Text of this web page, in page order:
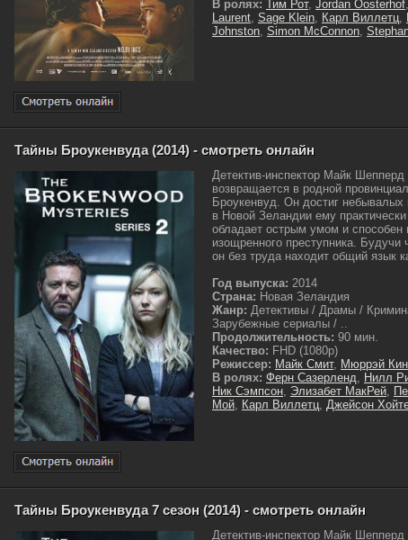
В ролях: Тим Рот, Jordan Oosterhof,
Laurent, Sage Klein, Карл Виллетц,
Johnston, Simon McConnon,
Тайны Броукенвуда (2014) - смотреть онлайн
Детектив-инспектор Майк
возвращается в родной
Броукенвуд. Он достиг
в Новой Зеландии ему
обладает острым умом и способен
изощренного преступника.
он без труда находит общий язык
Год выпуска: 2014
Страна: Новая Зеландия
Жанр: Детективы / Драмы /
Зарубежные сериалы / ..
Продолжительность: 90 мин.
Качество: FHD (1080p)
Режиссер: Майк Смит, Мюррэй Кин
В ролях: Ферн Сазерленд, Нилл
Ник Сэмпсон, Элизабет МакРей,
Мой, Карл Виллетц, Джейсон
Тайны Броукенвуда 7 сезон (2014) - смотреть онлайн
Детектив-инспектор Майк